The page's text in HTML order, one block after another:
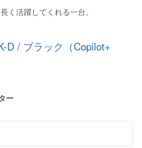
く活躍してくれる一台。
D / ブラック（Copilot+
ー